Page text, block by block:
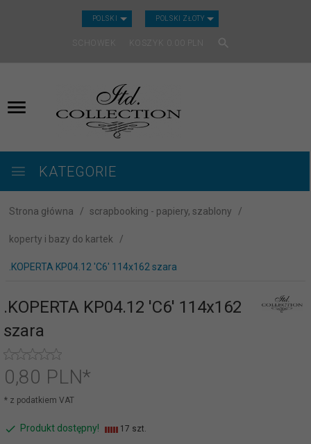
POLSKI CURRENCY_H
POLSKI ZŁOTY
SCHOWEK KOSZYK
KATEGORIE
Strona główna scrapbooking - papiery, szablony
koperty i bazy do kartek
.KOPERTA KP04.12 'C6' 114x162 szara
.KOPERTA KP04.12 'C6' 114x162
szara
0,80 PLN*
* z podatkiem VAT
Produkt dostępny! 17 szt.